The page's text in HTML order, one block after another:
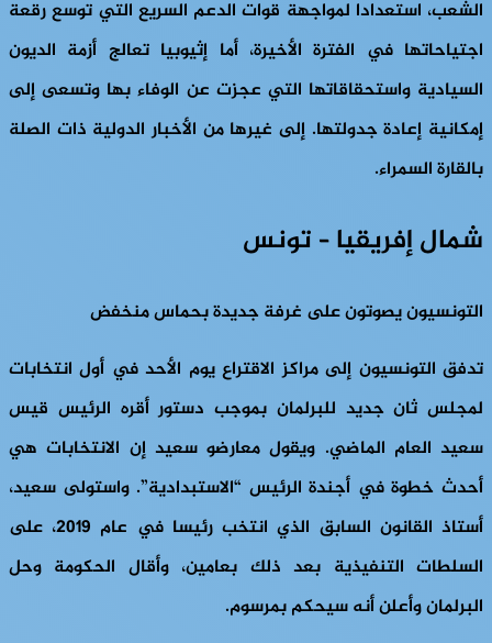
الشعب، استعدادا لمواجهة قوات الدعم السريع التي توسع رقعة
اجتياحاتها في الفترة الأخيرة، أما إثيوبيا تعالج أزمة الديون
السيادية واستحقاقاتها التي عجزت عن الوفاء بها وتسعى إلى
إمكانية إعادة جدولتها. إلى غيرها من الأخبار الدولية ذات الصلة
بالقارة السمراء.
شمال إفريقيا – تونس
التونسيون يصوتون على غرفة جديدة بحماس منخفض
تدفق التونسيون إلى مراكز الاقتراع يوم الأحد في أول انتخابات
لمجلس ثان جديد للبرلمان بموجب دستور أقره الرئيس قيس
سعيد العام الماضي. ويقول معارضو سعيد إن الانتخابات هي
أحدث خطوة في أجندة الرئيس “الاستبدادية”. واستولى سعيد،
أستاذ القانون السابق الذي انتخب رئيسا في عام 2019، على
السلطات التنفيذية بعد ذلك بعامين، وأقال الحكومة وحل
البرلمان وأعلن أنه سيحكم بمرسوم.